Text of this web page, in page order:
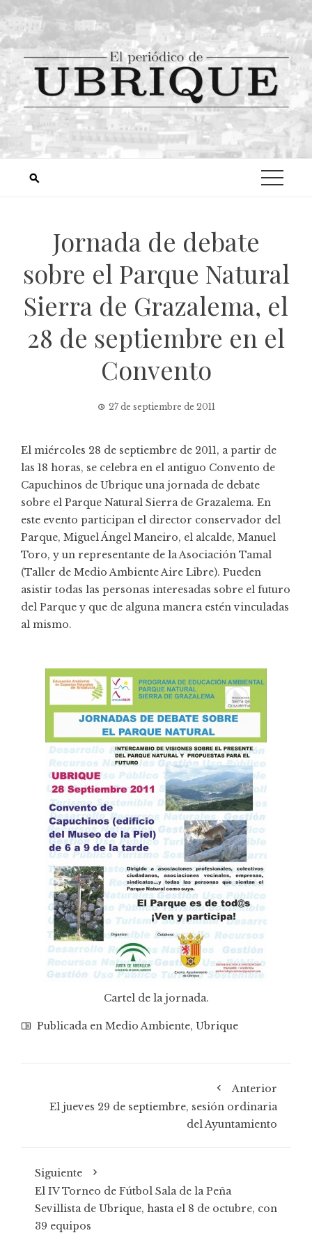
Jornada de debate
sobre el Parque Natural
Sierra de Grazalema, el
28 de septiembre en el
Convento
27 de septiembre de 2011
El miércoles 28 de septiembre de 2011, a partir de
las 18 horas, se celebra en el antiguo Convento de
Capuchinos de Ubrique una jornada de debate
sobre el Parque Natural Sierra de Grazalema. En
este evento participan el director conservador del
Parque, Miguel Ángel Maneiro, el alcalde, Manuel
Toro, y un representante de la Asociación Tamal
(Taller de Medio Ambiente Aire Libre). Pueden
asistir todas las personas interesadas sobre el futuro
del Parque y que de alguna manera estén vinculadas
al mismo.
Cartel de la jornada.
Publicada en Medio Ambiente, Ubrique
Anterior
El jueves 29 de septiembre, sesión ordinaria
del Ayuntamiento
Siguiente
El IV Torneo de Fútbol Sala de la Peña
Sevillista de Ubrique, hasta el 8 de octubre, con
39 equipos